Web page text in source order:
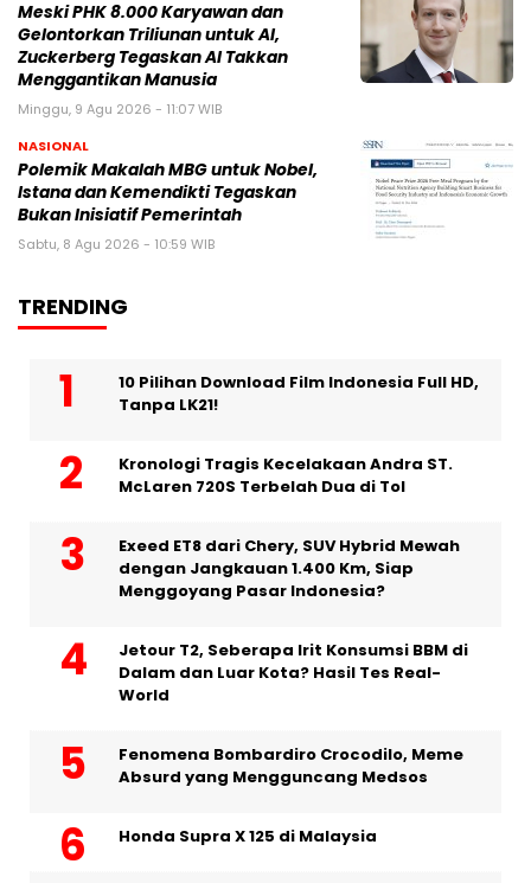
Meski PHK 8.000 Karyawan dan
Gelontorkan Triliunan untuk AI,
Zuckerberg Tegaskan AI Takkan
Menggantikan Manusia
Minggu, 9 Agu 2026 - 11:07 WIB
NASIONAL
Polemik Makalah MBG untuk Nobel,
Istana dan Kemendikti Tegaskan
Bukan Inisiatif Pemerintah
Sabtu, 8 Agu 2026 - 10:59 WIB
TRENDING
10 Pilihan Download Film Indonesia Full HD,
Tanpa LK21!
Kronologi Tragis Kecelakaan Andra ST.
McLaren 720S Terbelah Dua di Tol
Exeed ET8 dari Chery, SUV Hybrid Mewah
dengan Jangkauan 1.400 Km, Siap
Menggoyang Pasar Indonesia?
Jetour T2, Seberapa Irit Konsumsi BBM di
Dalam dan Luar Kota? Hasil Tes Real-
World
Fenomena Bombardiro Crocodilo, Meme
Absurd yang Mengguncang Medsos
Honda Supra X 125 di Malaysia